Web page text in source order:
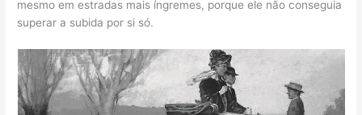
mesmo em estradas mais íngremes, porque ele não conseguia
superar a subida por si só.